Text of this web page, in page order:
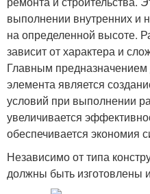
выполнении внутренних и
на определенной высоте.
зависит от характера и
Главным предназначением
элемента является
условий при выполнении
увеличивается
обеспечивается экономия
Независимо от типа
должны быть изготовлены